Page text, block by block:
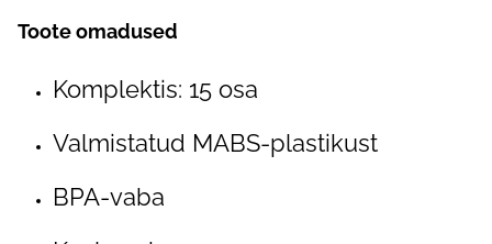
Toote omadused
Komplektis: 15 osa
Valmistatud MABS-plastikust
BPA-vaba